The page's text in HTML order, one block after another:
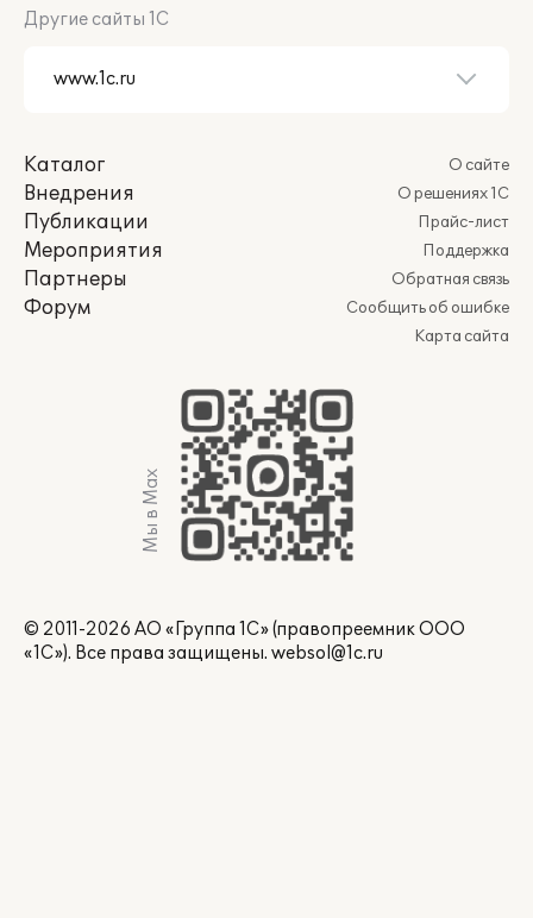
Другие сайты 1С
Каталог
Внедрения
Публикации
Мероприятия
Партнеры
Форум
О сайте
О решениях 1С
Прайс-лист
Поддержка
Обратная связь
Сообщить об ошибке
Карта сайта
Мы в Max
© 2011-2026 АО «Группа 1С» (правопреемник ООО
«1С»). Все права защищены. websol@1c.ru